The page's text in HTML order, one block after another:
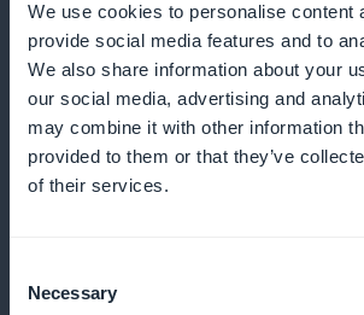
We use cookies to personalise content
provide social media features and to
We also share information about your
our social media, advertising and
may combine it with other information
provided to them or that they’ve
of their services.
Selection
Necessary
Utilisez nos outils analytiques pour
l'engagement et optimiser vos
des préférences des utilisateurs.
Attirez immédiatement l'attention